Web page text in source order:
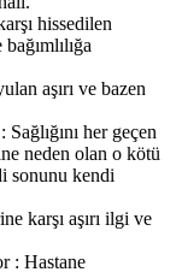
hissedilen
aşırı ve bazen
her geçen
neden olan o kötü
sonunu kendi
karşı aşırı ilgi ve
: Hastane